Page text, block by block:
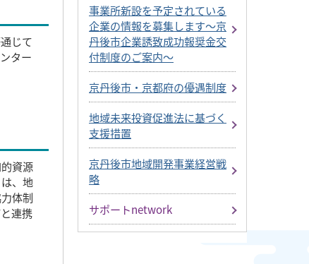
じて
ター
資源
、地
体制
連携
事業所新設を予定されている
企業の情報を募集します～京
丹後市企業誘致成功報奨金交
付制度のご案内～
京丹後市・京都府の優遇制度
地域未来投資促進法に基づく
支援措置
京丹後市地域開発事業経営戦
略
サポートnetwork